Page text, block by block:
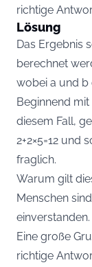
richtige
Lösung
Das Ergebnis
berechnet
wobei a und b
Beginnend mit
diesem Fall,
2+2×5=12 und
fraglich.
Warum gilt
Menschen
einverstanden.
Eine große
richtige